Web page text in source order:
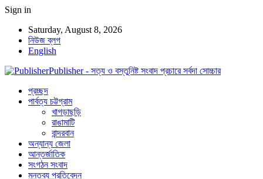
Sign in
Saturday, August 8, 2026
নিউজ ব্লগ
English
Publisher - সত্য ও বস্তুনিষ্ট সংবাদ প্রচারে সর্বদা সোচ্চার
প্রচ্ছদ
পার্বত্য চট্টগ্রাম
খাগড়াছড়ি
রাঙামাটি
বান্দরবান
অন্যান্য জেলা
আন্তর্জাতিক
সংগঠন সংবাদ
মন্তব্য প্রতিবেদন